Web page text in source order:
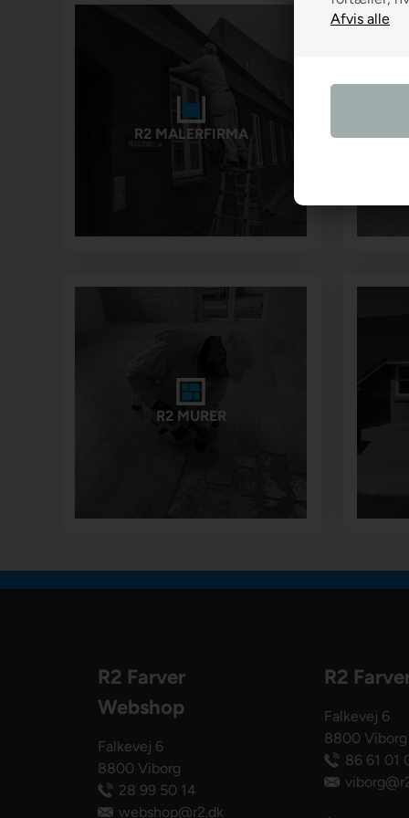
R2 MALERFIRMA
R2 MURER
R2 Farver
Webshop
Falkevej 6
8800 Viborg
28 99 50 14
webshop@r2.dk
R2
Falkevej 6
8800 Viborg
86 61 01